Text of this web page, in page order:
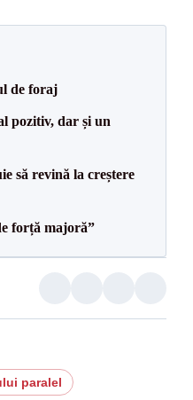
de foraj
pozitiv, dar și un
să revină la creștere
forță majoră”
paralel